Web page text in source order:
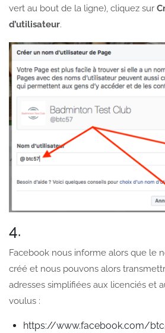
vert au bout de la ligne), cliquez sur
d’utilisateur.
4.
Facebook nous informe alors que le
créé et nous pouvons alors
adresses simplifiées aux licenciés et
voulus :
https://www.facebook.com/